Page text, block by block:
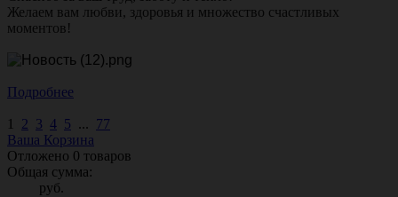
Желаем вам любви, здоровья и множество счастливых
моментов!
Подробнее
1 2 3 4 5 ... 77
Ваша Корзина
Отложено 0 товаров
Общая сумма:
руб.